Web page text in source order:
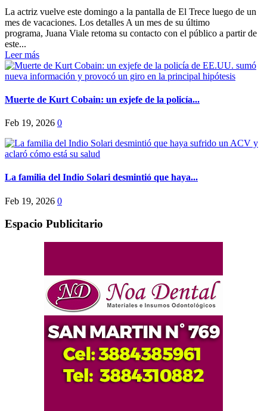
La actriz vuelve este domingo a la pantalla de El Trece luego de un
mes de vacaciones. Los detalles A un mes de su último
programa, Juana Viale retoma su contacto con el público a partir de
este...
Leer más
Muerte de Kurt Cobain: un exjefe de la policía...
Feb 19, 2026 0
La familia del Indio Solari desmintió que haya...
Feb 19, 2026 0
Espacio Publicitario